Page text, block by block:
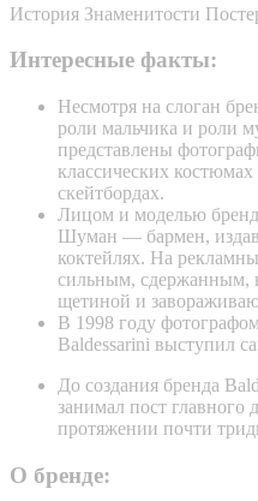
История Знаменитости
Интересные факты:
Несмотря на слоган
роли мальчика и роли
представлены
классических
скейтбордах.
Лицом и моделью
Шуман — бармен,
коктейлях. На
сильным, сдержанным,
щетиной и
В 1998 году
Baldessarini выступил
До создания бренда
занимал пост главного
протяжении почти
О бренде: